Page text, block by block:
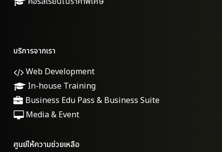
บริการจากเรา
Web Development
In-house Training
Business Edu Pass & Business Suite
Media & Event
ศูนย์ให้ความช่วยเหลือ